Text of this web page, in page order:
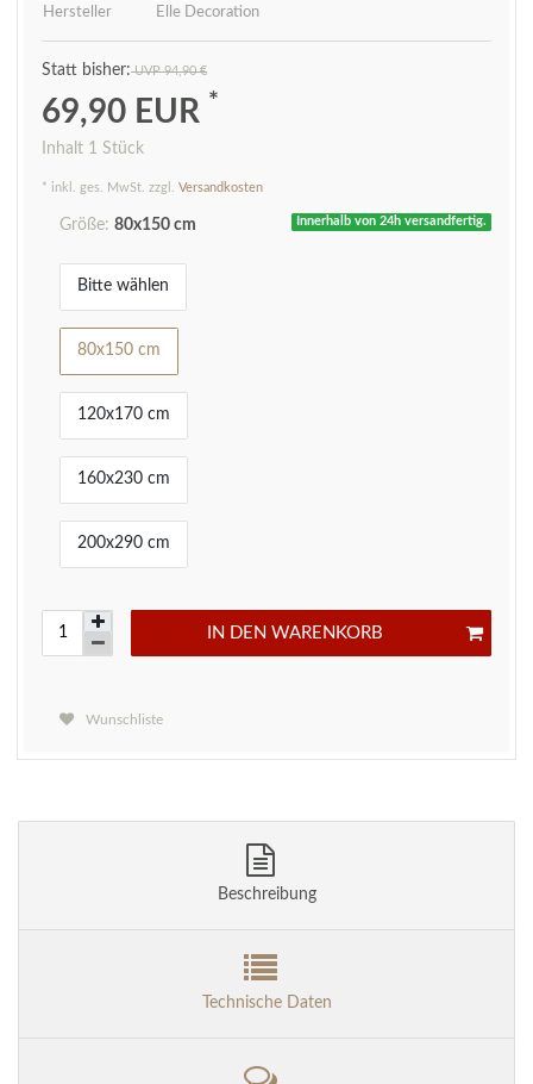
Hersteller
Elle Decoration
UVP 94,90 €
69,90 EUR *
Inhalt 1 Stück
* inkl. ges. MwSt. zzgl. Versandkosten
Innerhalb von 24h versandfertig.
Größe: 80x150 cm
Bitte wählen
80x150 cm
120x170 cm
160x230 cm
200x290 cm
IN DEN WARENKORB
Wunschliste
Beschreibung
Technische Daten